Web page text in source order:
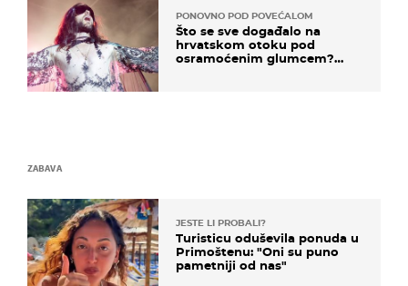
PONOVNO POD POVEĆALOM
Što se sve događalo na
hrvatskom otoku pod
osramoćenim glumcem?
ZABAVA
JESTE LI PROBALI?
Turisticu oduševila ponuda u
Primoštenu: "Oni su puno
pametniji od nas"